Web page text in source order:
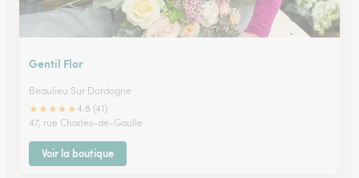
Gentil Flor
Beaulieu Sur Dordogne
★★★★★4.8 (41)
47, rue Charles-de-Gaulle
Voir la boutique